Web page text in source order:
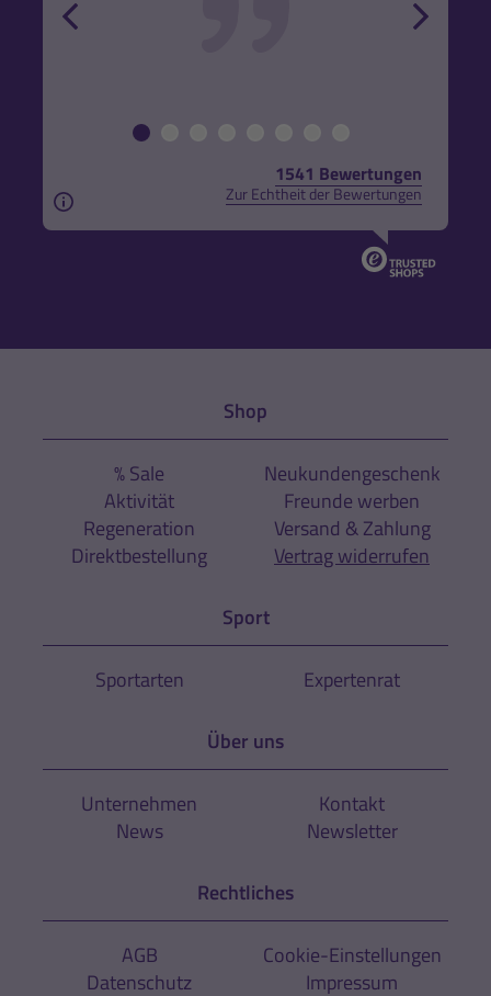
1541 Bewertungen
Zur Echtheit der Bewertungen
Aus rechtlichen Gründen weisen wir darauf hin,
Shop
% Sale
Aktivität
Regeneration
Direktbestellung
Neukundengeschenk
Freunde werben
Versand & Zahlung
Vertrag widerrufen
Sport
Sportarten Expertenrat
Über uns
Unternehmen
News
Kontakt
Newsletter
Rechtliches
AGB
Datenschutz
Cookie-Einstellungen
Impressum